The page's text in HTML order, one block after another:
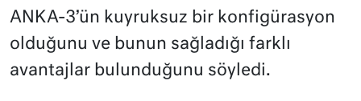
ANKA-3’ün kuyruksuz bir konfigürasyon
olduğunu ve bunun sağladığı farklı
avantajlar bulunduğunu söyledi.